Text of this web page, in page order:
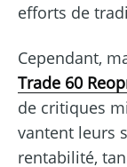
efforts de
Cependant,
Trade 60
de critiques
vantent leurs
rentabilité,